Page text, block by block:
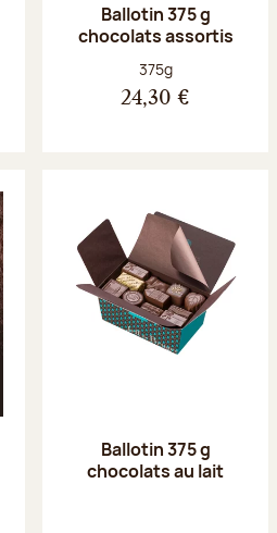
Ballotin 375 g
chocolats assortis
Poids net :
375g
24,30 €
Ballotin 375 g
chocolats au lait